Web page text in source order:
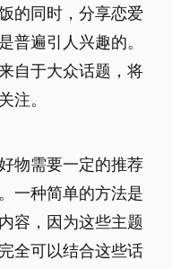
的同时，分享恋爱
普遍引人兴趣的。
自于大众话题，将
注。
物需要一定的推荐
一种简单的方法是
容，因为这些主题
全可以结合这些话